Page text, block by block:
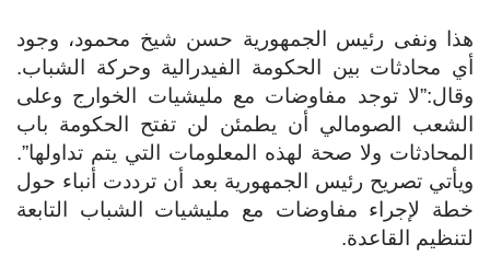
هذا ونفى رئيس الجمهورية حسن شيخ محمود، وجود
أي محادثات بين الحكومة الفيدرالية وحركة الشباب.
وقال:”لا توجد مفاوضات مع مليشيات الخوارج وعلى
الشعب الصومالي أن يطمئن لن تفتح الحكومة باب
المحادثات ولا صحة لهذه المعلومات التي يتم تداولها”.
ويأتي تصريح رئيس الجمهورية بعد أن ترددت أنباء حول
خطة لإجراء مفاوضات مع مليشيات الشباب التابعة
لتنظيم القاعدة.